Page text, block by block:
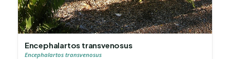
Encephalartos transvenosus
Encephalartos transvenosus